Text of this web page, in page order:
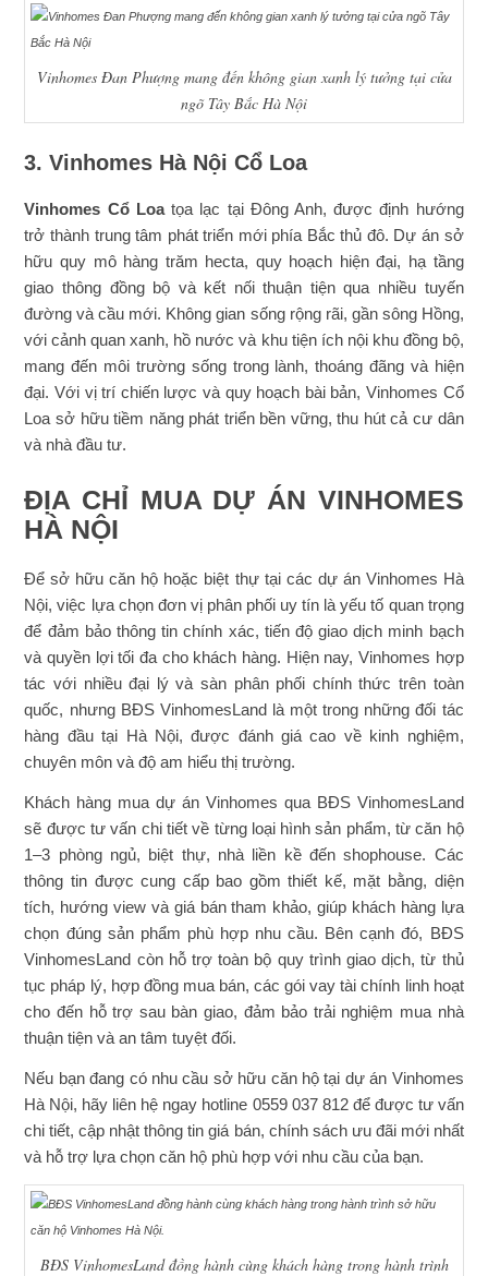
Vinhomes Đan Phượng mang đến không gian xanh lý tưởng tại cửa
ngõ Tây Bắc Hà Nội
3. Vinhomes Hà Nội Cổ Loa
Vinhomes Cổ Loatọa lạc tại Đông Anh, được định hướng
trở thành trung tâm phát triển mới phía Bắc thủ đô. Dự án sở
hữu quy mô hàng trăm hecta, quy hoạch hiện đại, hạ tầng
giao thông đồng bộ và kết nối thuận tiện qua nhiều tuyến
đường và cầu mới. Không gian sống rộng rãi, gần sông Hồng,
với cảnh quan xanh, hồ nước và khu tiện ích nội khu đồng bộ,
mang đến môi trường sống trong lành, thoáng đãng và hiện
đại. Với vị trí chiến lược và quy hoạch bài bản, Vinhomes Cổ
Loa sở hữu tiềm năng phát triển bền vững, thu hút cả cư dân
và nhà đầu tư.
ĐỊA CHỈ MUA DỰ ÁN VINHOMES
HÀ NỘI
Để sở hữu căn hộ hoặc biệt thự tại các dự án Vinhomes Hà
Nội, việc lựa chọn đơn vị phân phối uy tín là yếu tố quan trọng
để đảm bảo thông tin chính xác, tiến độ giao dịch minh bạch
và quyền lợi tối đa cho khách hàng. Hiện nay, Vinhomes hợp
tác với nhiều đại lý và sàn phân phối chính thức trên toàn
quốc, nhưng BĐS VinhomesLand là một trong những đối tác
hàng đầu tại Hà Nội, được đánh giá cao về kinh nghiệm,
chuyên môn và độ am hiểu thị trường.
Khách hàng mua dự án Vinhomes qua BĐS VinhomesLand
sẽ được tư vấn chi tiết về từng loại hình sản phẩm, từ căn hộ
1–3 phòng ngủ, biệt thự, nhà liền kề đến shophouse. Các
thông tin được cung cấp bao gồm thiết kế, mặt bằng, diện
tích, hướng view và giá bán tham khảo, giúp khách hàng lựa
chọn đúng sản phẩm phù hợp nhu cầu. Bên cạnh đó, BĐS
VinhomesLand còn hỗ trợ toàn bộ quy trình giao dịch, từ thủ
tục pháp lý, hợp đồng mua bán, các gói vay tài chính linh hoạt
cho đến hỗ trợ sau bàn giao, đảm bảo trải nghiệm mua nhà
thuận tiện và an tâm tuyệt đối.
Nếu bạn đang có nhu cầu sở hữu căn hộ tại dự án Vinhomes
Hà Nội, hãy liên hệ ngay hotline 0559 037 812 để được tư vấn
chi tiết, cập nhật thông tin giá bán, chính sách ưu đãi mới nhất
và hỗ trợ lựa chọn căn hộ phù hợp với nhu cầu của bạn.
BĐS VinhomesLandđồng hành cùng khách hàng trong hành trình